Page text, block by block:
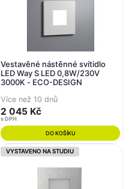
Vestavěné nástěnné svítidlo
LED Way S LED 0,8W/230V
3000K - ECO-DESIGN
Více než 10 dnů
2 045 Kč
s DPH
DO KOŠÍKU
VYSTAVENO NA STUDIU